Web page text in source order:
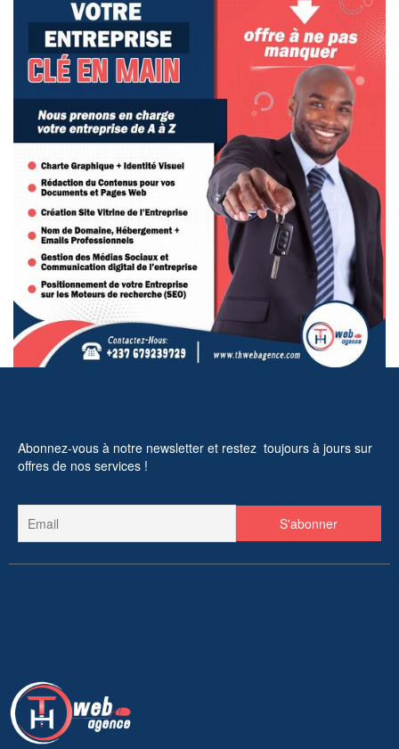
Abonnez-vous à notre newsletter et restez toujours à jours sur
offres de nos services !